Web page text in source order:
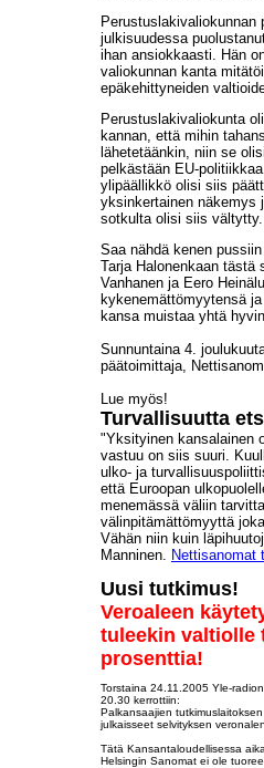
Perustuslakivaliokunnan
julkisuudessa
ihan ansiokkaasti. Hän
valiokunnan kanta
epäkehittyneiden
Perustuslakivaliokunta
kannan, että mihin
lähetetäänkin, niin se
pelkästään EU-
ylipäällikkö olisi siis
yksinkertainen näkemys
sotkulta olisi siis vältytty.
Saa nähdä kenen
Tarja Halonenkaan tästä
Vanhanen ja Eero
kykenemättömyytensä
kansa muistaa yhtä
Sunnuntaina 4.
päätoimittaja,
Lue myös!
Turvallisuutta
"Yksityinen kansalainen
vastuu on siis suuri.
ulko- ja
että Euroopan
menemässä väliin
välinpitämättömyyttä
Vähän niin kuin
Manninen. Nettisanomat t
Uusi tutkimus!
Veroaleen
tuleekin valtiolle
prosenttia!
Torstaina 24.11.2005 Yle-
20.30 kerrottiin:
Palkansaajien
julkaisseet selvityksen
Tätä Kansantaloudellisessa
Helsingin Sanomat ei ole